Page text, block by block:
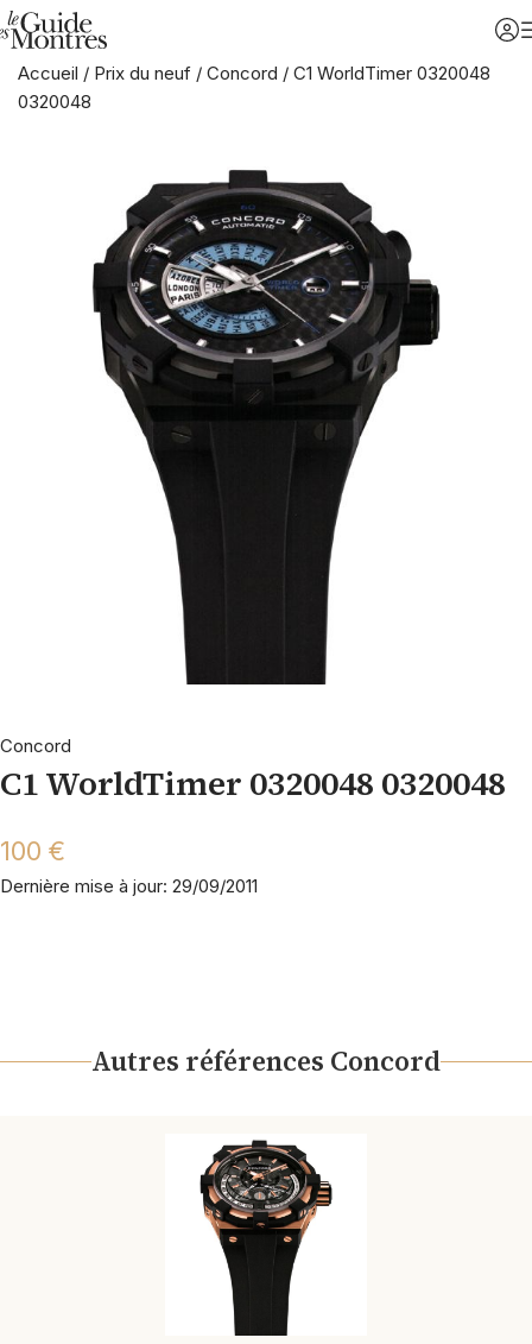
Accueil / Prix du neuf / Concord / C1 WorldTimer 0320048
0320048
Concord
C1 WorldTimer 0320048 0320048
100 €
Dernière mise à jour: 29/09/2011
Autres références Concord